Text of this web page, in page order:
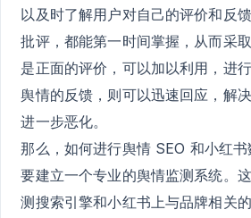
以及时了解用户对自己的评价和反
批评，都能第一时间掌握，从而采
是正面的评价，可以加以利用，进
舆情的反馈，则可以迅速回应，解
进一步恶化。
那么，如何进行舆情 SEO 和小红书
要建立一个专业的舆情监测系统。
测搜索引擎和小红书上与品牌相关